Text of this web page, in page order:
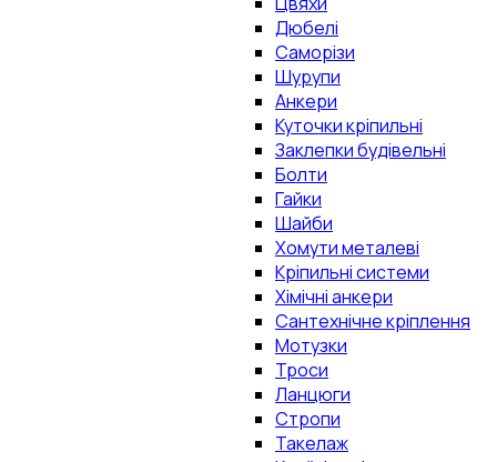
Дюбелі
Саморізи
Шурупи
Анкери
Куточки кріпильні
Заклепки будівельні
Болти
Гайки
Шайби
Хомути металеві
Кріпильні системи
Хімічні анкери
Сантехнічне кріплення
Мотузки
Троси
Ланцюги
Стропи
Такелаж